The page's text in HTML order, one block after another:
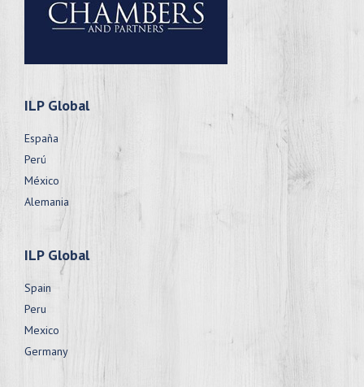
ILP Global
España
Perú
México
Alemania
ILP Global
Spain
Peru
Mexico
Germany